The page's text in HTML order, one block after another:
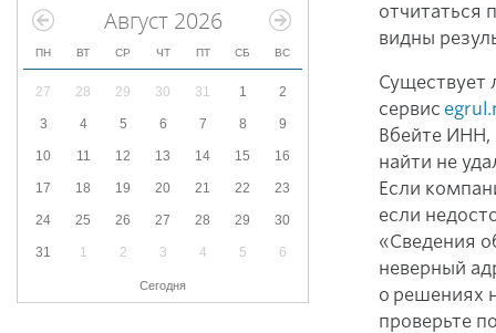
Август 2026
ПН ВТ СР ЧТ ПТ СБ ВС
27 28 29 30 31 1 2
3 4 5 6 7 8 9
10 11 12 13 14 15 16
17 18 19 20 21 22 23
24 25 26 27 28 29 30
31 1 2 3 4 5 6
Сегодня
отчитаться
видны
Существует
сервис
Вбейте ИНН,
найти не
Если
если
«Сведения
неверный
о решениях
проверьте